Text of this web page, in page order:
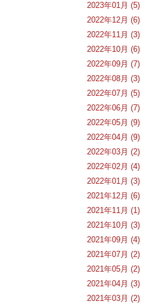
2023年01月 (5)
2022年12月 (6)
2022年11月 (3)
2022年10月 (6)
2022年09月 (7)
2022年08月 (3)
2022年07月 (5)
2022年06月 (7)
2022年05月 (9)
2022年04月 (9)
2022年03月 (2)
2022年02月 (4)
2022年01月 (3)
2021年12月 (6)
2021年11月 (1)
2021年10月 (3)
2021年09月 (4)
2021年07月 (2)
2021年05月 (2)
2021年04月 (3)
2021年03月 (2)